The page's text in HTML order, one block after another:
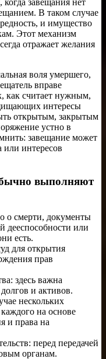
завещания нет
В таком случае
и имущество
Этот механизм
отражает желания
воля умершего,
вправе
как считает нужным,
интересы
открытым, закрытым
устно в
завещание может
интересов
выполняют
о смерти, документы
дееспособности или
есть.
для открытия
прав
здесь важна
и активов.
нескольких
на основе
и права на
перед передачей
органам.